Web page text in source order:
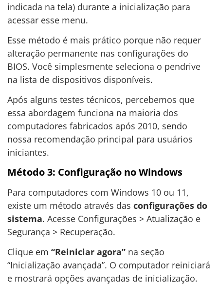
indicada na tela) durante a inicialização para
acessar esse menu.
Esse método é mais prático porque não requer
alteração permanente nas configurações do
BIOS. Você simplesmente seleciona o pendrive
na lista de dispositivos disponíveis.
Após alguns testes técnicos, percebemos que
essa abordagem funciona na maioria dos
computadores fabricados após 2010, sendo
nossa recomendação principal para usuários
iniciantes.
Método 3: Configuração no Windows
Para computadores com Windows 10 ou 11,
existe um método através das configurações do
sistema. Acesse Configurações > Atualização e
Segurança > Recuperação.
Clique em “Reiniciar agora” na seção
“Inicialização avançada”. O computador reiniciará
e mostrará opções avançadas de inicialização.